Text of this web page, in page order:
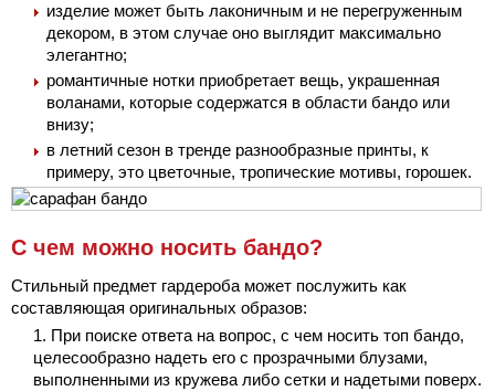
изделие может быть лаконичным и не перегруженным
декором, в этом случае оно выглядит максимально
элегантно;
романтичные нотки приобретает вещь, украшенная
воланами, которые содержатся в области бандо или
внизу;
в летний сезон в тренде разнообразные принты, к
примеру, это цветочные, тропические мотивы, горошек.
С чем можно носить бандо?
Стильный предмет гардероба может послужить как
составляющая оригинальных образов:
При поиске ответа на вопрос, с чем носить топ бандо,
целесообразно надеть его с прозрачными блузами,
выполненными из кружева либо сетки и надетыми поверх.